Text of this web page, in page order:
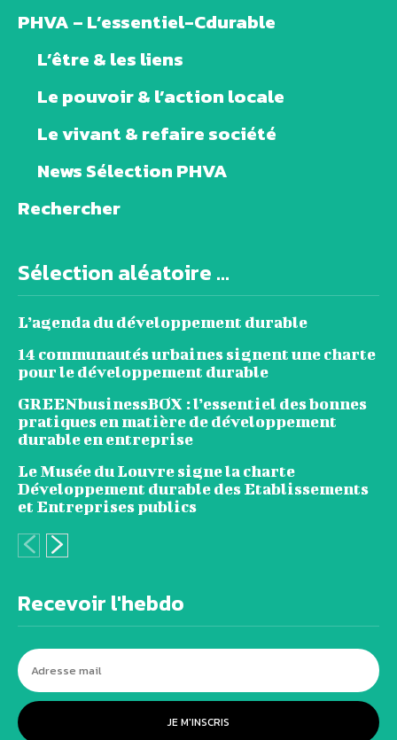
PHVA – L’essentiel-Cdurable
L’être & les liens
Le pouvoir & l’action locale
Le vivant & refaire société
News Sélection PHVA
Rechercher
Sélection aléatoire ...
L’agenda du développement durable
14 communautés urbaines signent une charte
pour le développement durable
GREENbusinessBOX : l’essentiel des bonnes
pratiques en matière de développement
durable en entreprise
Le Musée du Louvre signe la charte
Développement durable des Etablissements
et Entreprises publics
Recevoir l'hebdo
JE M'INSCRIS